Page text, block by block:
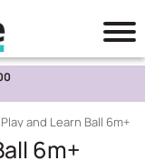
and Learn Ball 6m+
6m+